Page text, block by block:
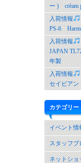
ー ) crèam
入荷情報
PS-6
入荷情報
JAPAN
年製
入荷情報
セイビア
カテゴリー
イベント情
スタッフブ
ネットショ